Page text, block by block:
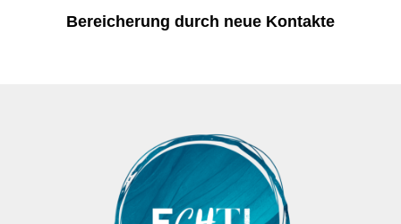
Bereicherung durch neue Kontakte